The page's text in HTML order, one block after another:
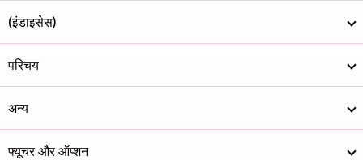
(इंडाइसेस)
परिचय
अन्य
फ्यूचर और ऑप्शन